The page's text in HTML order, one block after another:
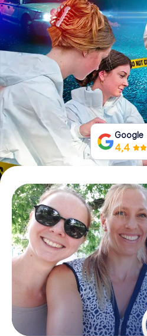
IT
NL
Tickets
Gutscheine
Google
4,4